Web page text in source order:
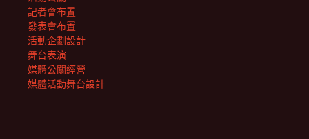
記者會布置
發表會布置
活動企劃設計
舞台表演
媒體公關經營
媒體活動舞台設計